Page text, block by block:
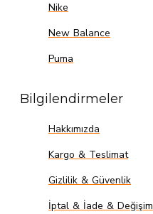
Nike
New Balance
Puma
Bilgilendirmeler
Hakkımızda
Kargo & Teslimat
Gizlilik & Güvenlik
İptal & İade & Değişim